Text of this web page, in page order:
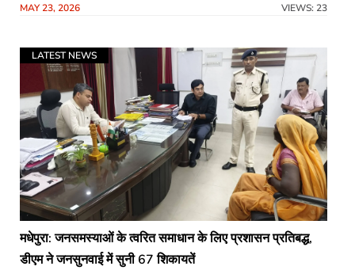
MAY 23, 2026 VIEWS: 23
LATEST NEWS
मधेपुरा: जनसमस्याओं के त्वरित समाधान के लिए प्रशासन प्रतिबद्ध,
डीएम ने जनसुनवाई में सुनी 67 शिकायतें